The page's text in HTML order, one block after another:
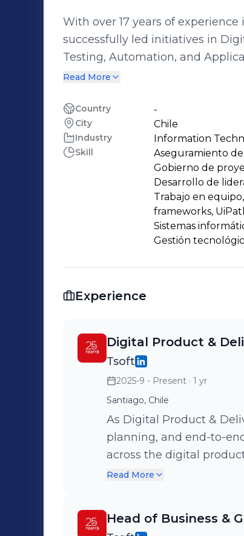
With over 17 years of
successfully led initiatives in
Testing, Automation, and
technologies such as AI, Big
Energy, Telecommunications,
and executed innovative
integrating various tools from
RedHat, Atlassian, Microfocus,
allowed me to establish myself
improvements and delivering tangible
maximilianofabrega@gmail.com
Read More
Country -
City Chile
Industry Information
Skill
Aseguramiento
Gobierno de
Desarrollo de
Trabajo en
frameworks,
Sistemas
Gestión
Experience
Digital Product &
Tsoft
2025-9 - Present · 1 yr
Santiago, Chile
As Digital Product &
planning, and end-to-
across the digital
multidisciplinary team of
integrating advanced
Read More
Head of Business &